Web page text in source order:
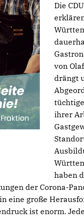
Die
von
drängt
ihrer
haben
der Corona-
eine große
ist enorm.